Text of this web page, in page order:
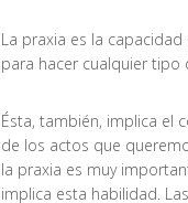
La praxia es la
para hacer cualquier
Ésta, también, implica el
de los actos que
la praxia es muy
implica esta habilidad.